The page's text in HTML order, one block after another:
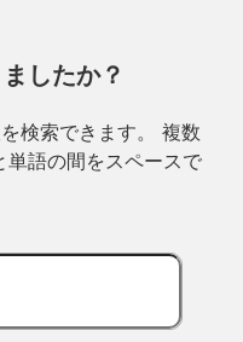
したか？
検索できます。 複数
単語の間をスペースで